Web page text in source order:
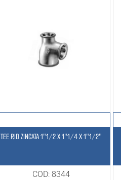
TEE RID ZINCATA 1″1/2 X 1″1/4 X 1″1/2″
COD: 8344